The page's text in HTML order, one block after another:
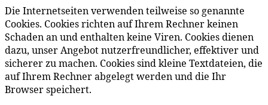
Die Internetseiten verwenden teilweise so genannte
Cookies. Cookies richten auf Ihrem Rechner keinen
Schaden an und enthalten keine Viren. Cookies dienen
dazu, unser Angebot nutzerfreundlicher, effektiver und
sicherer zu machen. Cookies sind kleine Textdateien, die
auf Ihrem Rechner abgelegt werden und die Ihr
Browser speichert.